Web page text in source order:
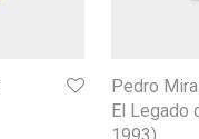
Pedro
El Legado